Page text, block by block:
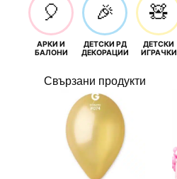
🎈
АРКИ И
БАЛОНИ
🎉
ДЕТСКИ РД
ДЕКОРАЦИИ
🧸
ДЕТСКИ
ИГРАЧКИ
Свързани продукти